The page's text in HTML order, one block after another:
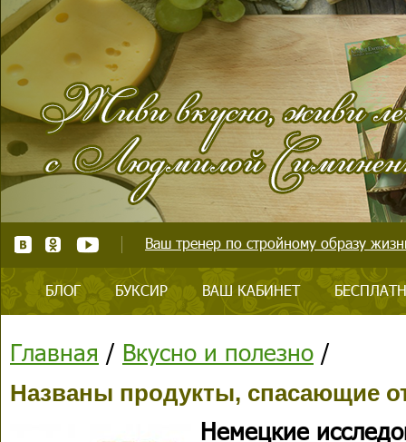
Ваш тренер по стройному образу
БЛОГ БУКСИР ВАШ КАБИНЕТ
Главная / Вкусно и полезно /
Названы продукты, спасающие
Немецкие